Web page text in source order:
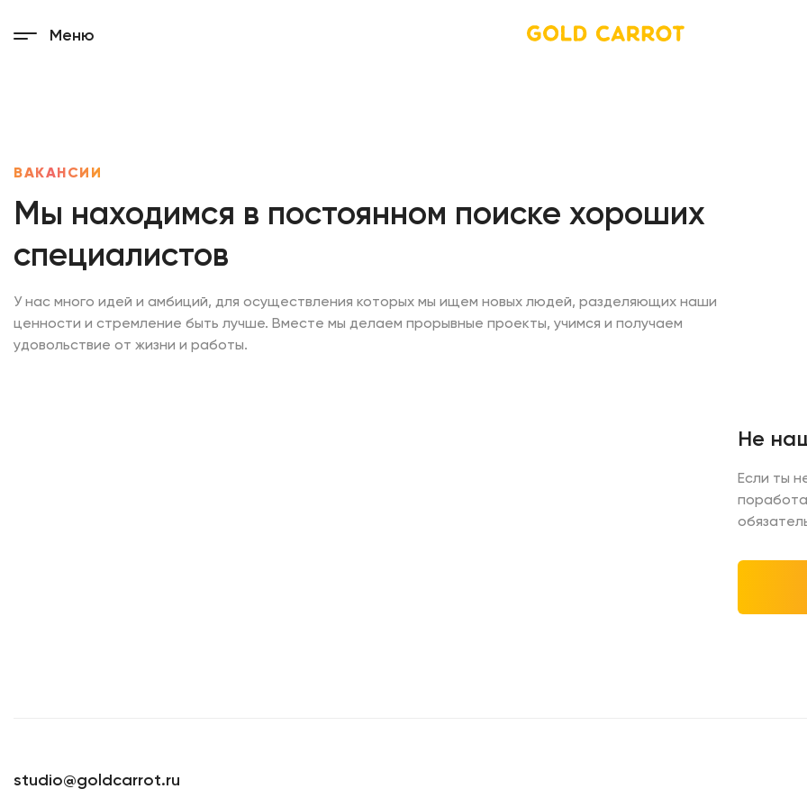
Меню
ВАКАНСИИ
Мы находимся в постоянном поиске хороших
специалистов
У нас много идей и амбиций, для осуществления которых мы ищем новых людей, разделяющих наши
ценности и стремление быть лучше. Вместе мы делаем прорывные проекты, учимся и получаем
удовольствие от жизни и работы.
Не
Если ты
studio@goldcarrot.ru